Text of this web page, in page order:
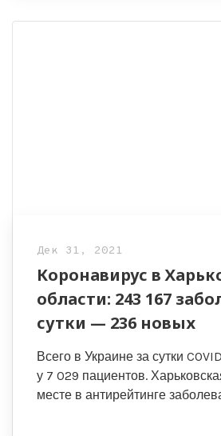
Дек 31, 2021
Коронавирус в
области: 243 167
сутки — 236 новых
Всего в Украине за сутки
у 7 029 пациентов.
месте в антирейтинге